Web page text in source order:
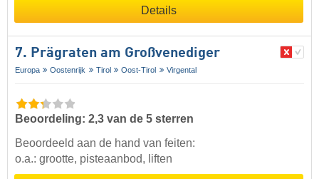
Details
7. Prägraten am Großvenediger
Europa Oostenrijk Tirol Oost-Tirol Virgental
Beoordeling: 2,3 van de 5 sterren
Beoordeeld aan de hand van feiten:
o.a.: grootte, pisteaanbod, liften